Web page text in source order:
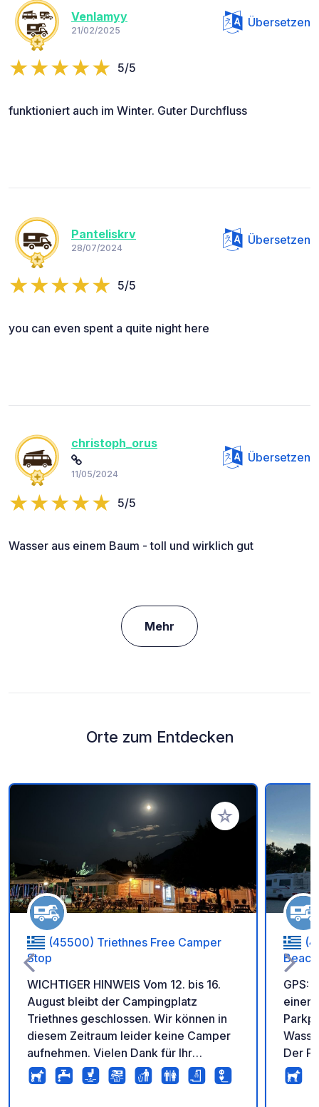
Venlamyy
21/02/2025
Übersetzen
5/5
funktioniert auch im Winter. Guter Durchfluss
Panteliskrv
28/07/2024
Übersetzen
5/5
you can even spent a quite night here
christoph_orus
11/05/2024
Übersetzen
5/5
Wasser aus einem Baum - toll und wirklich gut
Mehr
Orte zum Entdecken
Zu Ihren Favoriten
(45500) Triethnes Free Camper
Stop
WICHTIGER HINWEIS Vom 12. bis 16.
August bleibt der Campingplatz
Triethnes geschlossen. Wir können in
diesem Zeitraum leider keine Camper
aufnehmen. Vielen Dank für Ihr
Verständnis. Wir freuen uns, Sie vor
oder nach diesem Zeitraum bei uns
GPS:
einen
Der
bietet